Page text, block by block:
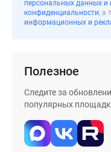
персональных данных и
конфиденциальности, а
информационных и
Полезное
Следите за
популярных